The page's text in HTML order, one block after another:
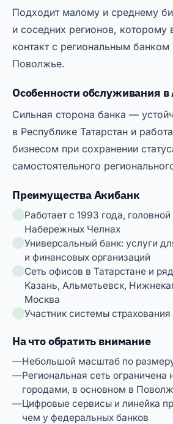
Подходит малому и среднему
и соседних регионов,
контакт с региональным
Поволжье.
Особенности обслуживания в
Сильная сторона банка —
в Республике Татарстан и
бизнесом при сохранении
самостоятельного
Преимущества Акибанк
Работает с 1993 года,
Набережных Челнах
Универсальный банк: услуги
и финансовых организаций
Сеть офисов в Татарстане и
Казань, Альметьевск,
Москва
Участник системы
На что обратить внимание
Небольшой масштаб по
Региональная сеть ограничена
городами, в основном в
Цифровые сервисы и линейка
чем у федеральных банков